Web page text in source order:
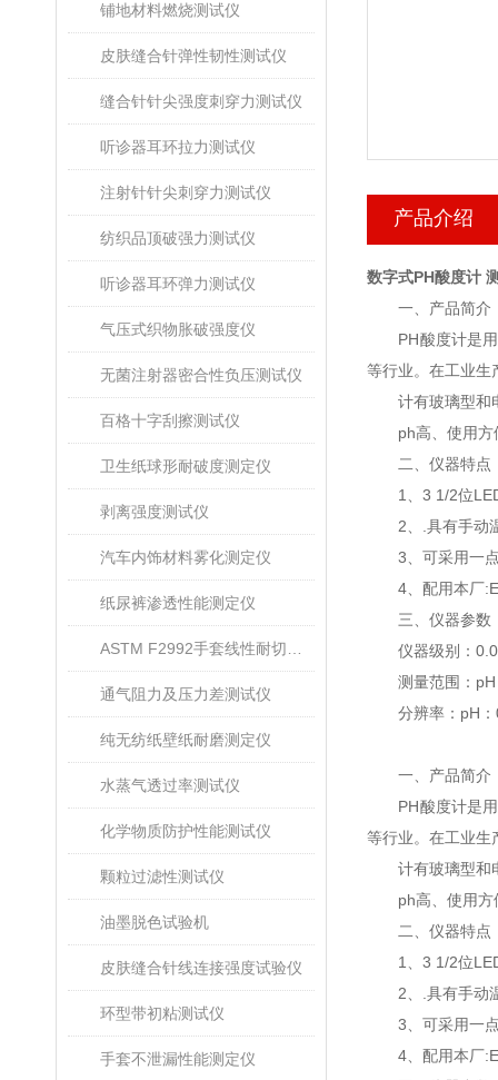
铺地材料燃烧测试仪
皮肤缝合针弹性韧性测试仪
缝合针针尖强度刺穿力测试仪
听诊器耳环拉力测试仪
注射针针尖刺穿力测试仪
纺织品顶破强力测试仪
听诊器耳环弹力测试仪
气压式织物胀破强度仪
无菌注射器密合性负压测试仪
百格十字刮擦测试仪
卫生纸球形耐破度测定仪
剥离强度测试仪
汽车内饰材料雾化测定仪
纸尿裤渗透性能测定仪
通气阻力及压力差测试仪
纯无纺纸壁纸耐磨测定仪
水蒸气透过率测试仪
化学物质防护性能测试仪
颗粒过滤性测试仪
油墨脱色试验机
皮肤缝合针线连接强度试验仪
环型带初粘测试仪
手套不泄漏性能测定仪
产品介绍
数字式PH酸度计
一、产品简介
PH酸度计是用
等行业。在工业生
计有玻璃型和电
ph高、使用方
二、仪器特点
1、3 1/2位LED
2、.具有手动
3、可采用一点
4、配用本厂:E-
三、仪器参数
仪器级别：
测量范围：pH
分辨率：pH：
一、产品简介
PH酸度计是用
等行业。在工业生
计有玻璃型和电
ph高、使用方
二、仪器特点
1、3 1/2位LED
2、.具有手动
3、可采用一点
4、配用本厂:E-